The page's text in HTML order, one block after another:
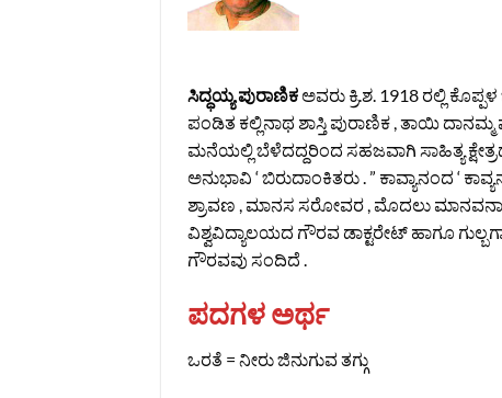
ಸಿದ್ಧಯ್ಯ ಪುರಾಣಿಕಅವರು ಕ್ರಿ.ಶ. 1918 ರಲ್ಲಿ
ಪಂಡಿತ ಕಲ್ಲಿನಾಥ ಶಾಸ್ತಿ ಪುರಾಣಿಕ , ತಾಯಿ ದಾನಮ್ಮ
ಮನೆಯಲ್ಲಿ ಬೆಳೆದದ್ದರಿಂದ ಸಹಜವಾಗಿ ಸಾಹಿತ್ಯ
ಅನುಭಾವಿ ‘ ಬಿರುದಾಂಕಿತರು . ” ಕಾವ್ಯಾನಂದ ‘
ಶ್ರಾವಣ , ಮಾನಸ ಸರೋವರ , ಮೊದಲು
ವಿಶ್ವವಿದ್ಯಾಲಯದ ಗೌರವ ಡಾಕ್ಟರೇಟ್ ಹಾಗೂ
ಗೌರವವು ಸಂದಿದೆ .
ಪದಗಳ ಅರ್ಥ
ಒರತೆ = ನೀರು ಜಿನುಗುವ ತಗ್ಗು